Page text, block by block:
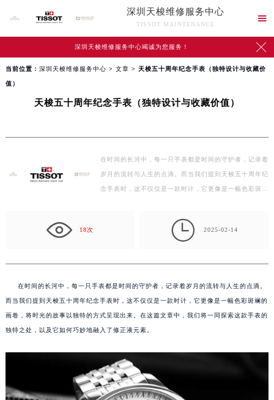
深圳天梭维修服务中心
TISSOT MAINTENANCE

深圳天梭维修服务中心竭诚为您服务！ 
当前位置： 深圳天梭维修服务中心 > 文章 > 天梭五十周年纪念手表（独特设计与收藏价
值）
天梭五十周年纪念手表（独特设计与收藏价值）
在时间的长河中，每一只手表都是时间的守护者，记录着
岁月的流转与人生的点滴。而当我们提到天梭五十周年纪
念手表时，这不仅仅是一款时计，它更像是一幅色彩斑
18次  2025-02-14
在时间的长河中，每一只手表都是时间的守护者，记录着岁月的流转与人生的点滴。
而当我们提到天梭五十周年纪念手表时，这不仅仅是一款时计，它更像是一幅色彩斑斓的
画卷，将时光的故事以独特的方式呈现出来。在这篇文章中，我们将一同探索这款手表的
独特之处，以及它如何巧妙地融入了修正液元素。